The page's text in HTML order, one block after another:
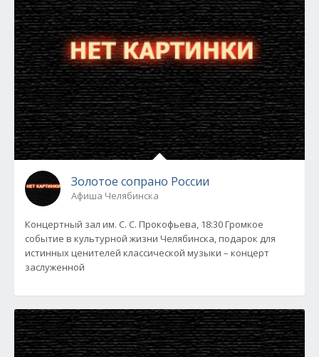
Золотое сопрано России
Афиша Челябинска
Концертный зал им. С. С. Прокофьева, 18:30 Громкое
событие в культурной жизни Челябинска, подарок для
истинных ценителей классической музыки – концерт
заслуженной